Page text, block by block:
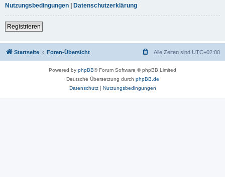
Nutzungsbedingungen | Datenschutzerklärung
Registrieren
Startseite Foren-Übersicht Alle Zeiten sind UTC+02:00
Powered by phpBB® Forum Software © phpBB Limited
Deutsche Übersetzung durch phpBB.de
Datenschutz| Nutzungsbedingungen